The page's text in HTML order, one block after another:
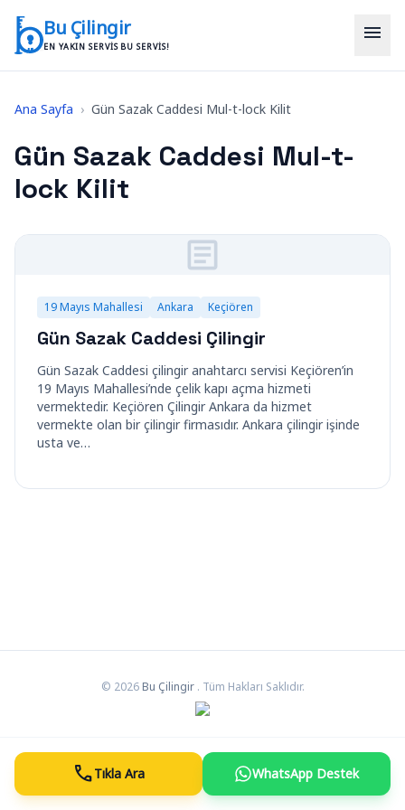
Bu Çilingir
EN YAKIN SERVIS BU SERVIS!
menu
Ana Sayfa › Gün Sazak Caddesi Mul-t-lock Kilit
Gün Sazak Caddesi Mul-t-
lock Kilit
19 Mayıs Mahallesi Ankara Keçiören
Gün Sazak Caddesi Çilingir
Gün Sazak Caddesi çilingir anahtarcı servisi Keçiören’in
19 Mayıs Mahallesi’nde çelik kapı açma hizmeti
vermektedir. Keçiören Çilingir Ankara da hizmet
vermekte olan bir çilingir firmasıdır. Ankara çilingir işinde
usta ve…
© 2026 Bu Çilingir . Tüm Hakları Saklıdır.
callTıkla Ara WhatsApp Destek